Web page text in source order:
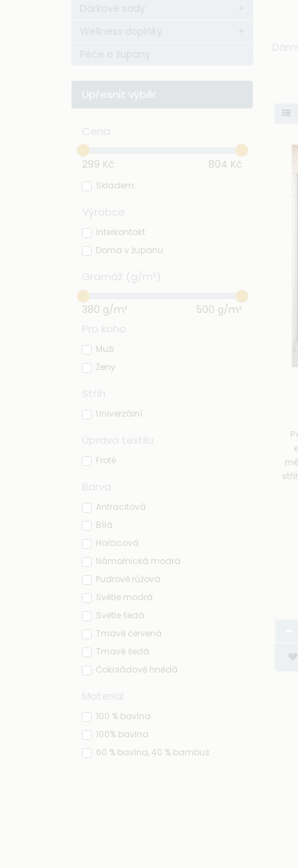
Dárkové sady
+
Wellness doplňky
+
Péče o župany
Upřesnit výběr
Cena
299 Kč 804 Kč
Skladem
Výrobce
Interkontakt
Doma v županu
Gramáž (g/m²)
380 g/m² 500 g/m²
Pro koho
Muži
Ženy
Střih
Univerzální
Úprava textilu
Froté
Barva
Antracitová
Bílá
Hořčicová
Námořnická modrá
Pudrově růžová
Světle modrá
Světle šedá
Tmavě červená
Tmavě šedá
Čokoládově hnědá
Materiál
100 % bavlna
100% bavlna
60 % bavlna, 40 % bambus